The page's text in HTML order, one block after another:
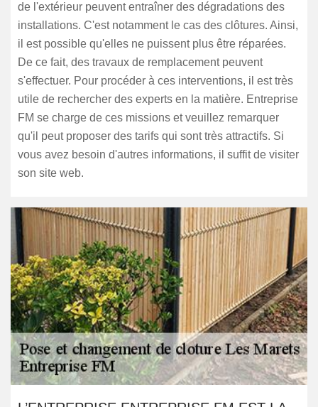
de l'extérieur peuvent entraîner des dégradations des
installations. C'est notamment le cas des clôtures. Ainsi,
il est possible qu'elles ne puissent plus être réparées.
De ce fait, des travaux de remplacement peuvent
s'effectuer. Pour procéder à ces interventions, il est très
utile de rechercher des experts en la matière. Entreprise
FM se charge de ces missions et veuillez remarquer
qu'il peut proposer des tarifs qui sont très attractifs. Si
vous avez besoin d'autres informations, il suffit de visiter
son site web.